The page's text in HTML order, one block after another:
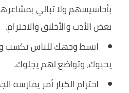
بأحاسيسهم ولا تبالي
بعض الأدب والأخلاق والاحترام.
ابسط وجهك للناس تكسب
يحبوك، وتواضع لهم يجلوك.
احترام الكبار أمر يمارسه